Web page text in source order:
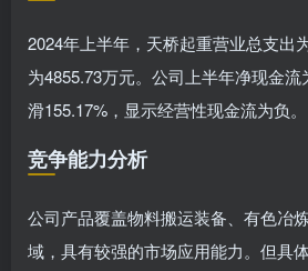
2024年上半年，天桥起重营业总支出
为4855.73万元。公司上半年净现金
滑155.17%，显示经营性现金流为负。
竞争能力分析
公司产品覆盖物料搬运装备、有色冶
域，具有较强的市场应用能力。但具